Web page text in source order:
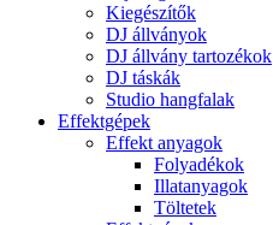
Kiegészítők
DJ állványok
DJ állvány tartozékok
DJ táskák
Studio hangfalak
Effektgépek
Effekt anyagok
Folyadékok
Illatanyagok
Töltetek